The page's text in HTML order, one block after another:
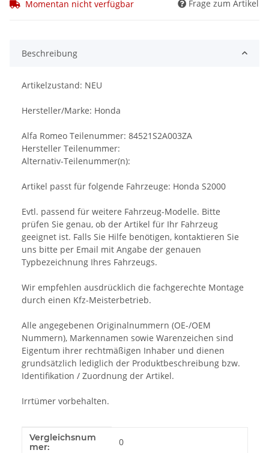
Momentan nicht verfügbar Frage zum Artikel
Beschreibung
Artikelzustand: NEU
Hersteller/Marke: Honda
Alfa Romeo Teilenummer: 84521S2A003ZA
Hersteller Teilenummer:
Alternativ-Teilenummer(n):
Artikel passt für folgende Fahrzeuge: Honda S2000
Evtl. passend für weitere Fahrzeug-Modelle. Bitte
prüfen Sie genau, ob der Artikel für Ihr Fahrzeug
geeignet ist. Falls Sie Hilfe benötigen, kontaktieren Sie
uns bitte per Email mit Angabe der genauen
Typbezeichnung Ihres Fahrzeugs.
Wir empfehlen ausdrücklich die fachgerechte Montage
durch einen Kfz-Meisterbetrieb.
Alle angegebenen Originalnummern (OE-/OEM
Nummern), Markennamen sowie Warenzeichen sind
Eigentum ihrer rechtmäßigen Inhaber und dienen
grundsätzlich lediglich der Produktbeschreibung bzw.
Identifikation / Zuordnung der Artikel.
Irrtümer vorbehalten.
Produkteigenschaft
Wert
Vergleichsnum
mer:
0